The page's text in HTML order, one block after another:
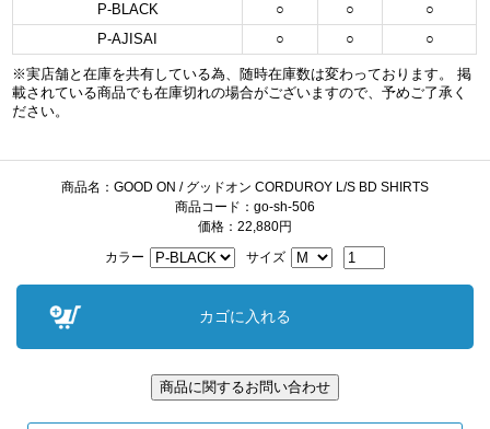
P-BLACK
○ ○
○
P-AJISAI
○ ○ ○
※実店舗と在庫を共有している為、随時在庫数は変わっております。 掲
載されている商品でも在庫切れの場合がございますので、予めご了承く
ださい。
商品名：GOOD ON / グッドオン CORDUROY L/S BD SHIRTS
商品コード：go-sh-506
価格：22,880円
カラー
サイズ